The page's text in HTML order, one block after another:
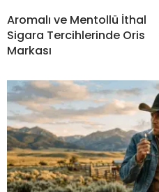
Aromalı ve Mentollü İthal
Sigara Tercihlerinde Oris
Markası